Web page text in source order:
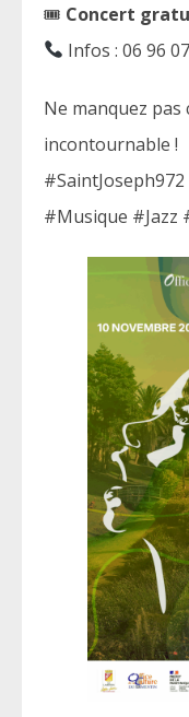
🎟 Concert
Infos : 06 96
Ne manquez
incontournable !
#Musique #Jazz